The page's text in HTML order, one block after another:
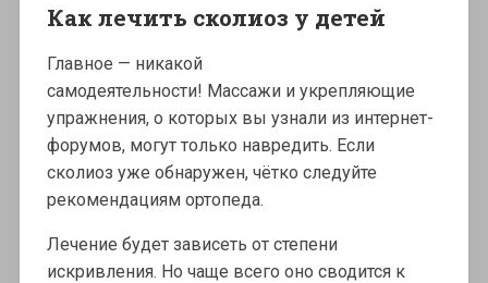
Как лечить сколиоз у детей
Главное — никакой
самодеятельности! Массажи и укрепляющие
упражнения, о которых вы узнали из интернет-
форумов, могут только навредить. Если
сколиоз уже обнаружен, чётко следуйте
рекомендациям ортопеда.
Лечение будет зависеть от степени
искривления. Но чаще всего оно сводится к